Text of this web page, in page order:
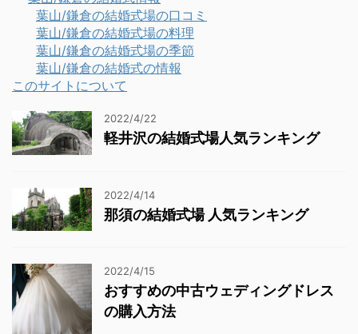
葉山/鎌倉の結婚式場の口コミ
葉山/鎌倉の結婚式場の料理
葉山/鎌倉の結婚式場の季節
葉山/鎌倉の結婚式の情報
このサイトについて
2022/4/22
軽井沢の結婚式場人気ランキング
2022/4/14
那須の結婚式場 人気ランキング
2022/4/15
おすすめの中古ウェディングドレス
の購入方法